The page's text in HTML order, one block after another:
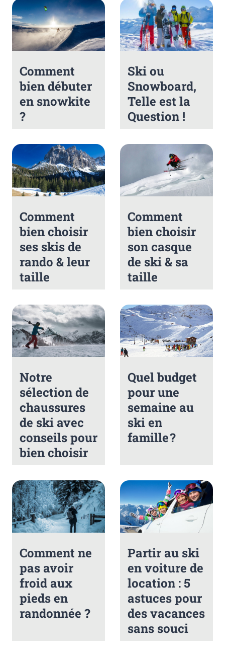
Comment
bien débuter
en snowkite
?
Ski ou
Snowboard,
Telle est la
Question !
Comment
bien choisir
ses skis de
rando & leur
taille
Comment
bien choisir
son casque
de ski & sa
taille
Notre
sélection de
chaussures
de ski avec
conseils pour
bien choisir
Quel budget
pour une
semaine au
ski en
famille ?
Comment ne
pas avoir
froid aux
pieds en
randonnée ?
Partir au ski
en voiture de
location : 5
astuces pour
des vacances
sans souci